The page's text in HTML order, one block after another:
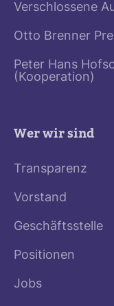
Verschlossene
Otto Brenner
Peter Hans
(Kooperation)
Wer wir sind
Transparenz
Vorstand
Geschäftsstelle
Positionen
Jobs